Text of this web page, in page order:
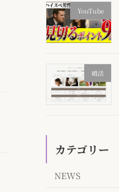
YouTube
婚活
カテゴリー
NEWS